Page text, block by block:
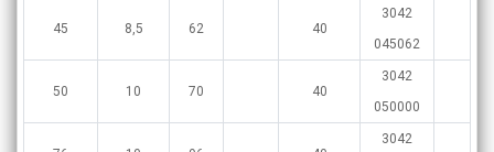
45 8,5 62 40
3042
045062
50 10 70 40
3042
050000
3042